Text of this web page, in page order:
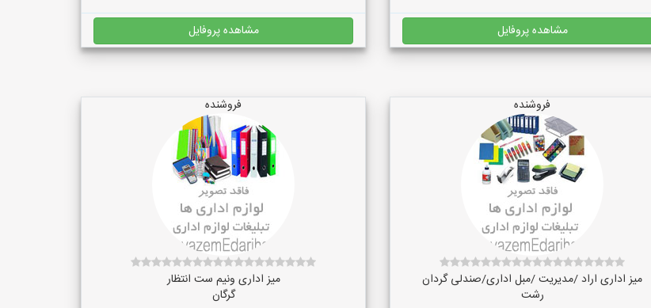
مشاهده پروفایل مشاهده پروفایل
فروشنده
میز اداری اراد /مدیریت /مبل اداری/صندلی گردان
رشت
فروشنده
میز اداری ونیم ست انتظار
گرگان